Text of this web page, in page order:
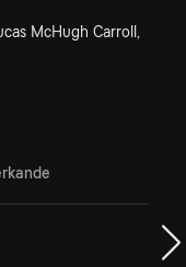
McHugh Carroll,